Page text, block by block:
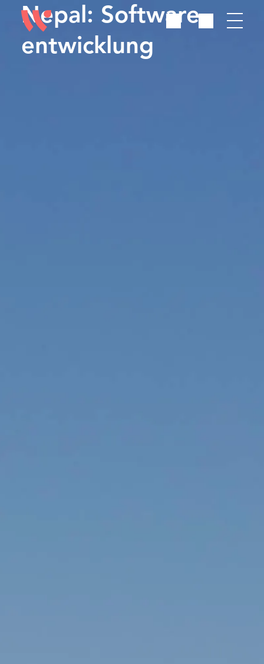
Nepal: Software­
entwicklung